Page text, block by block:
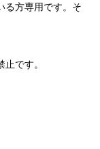
る方専用です。そ
です。